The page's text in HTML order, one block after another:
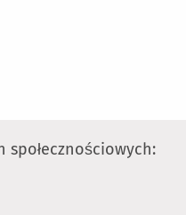
społecznościowych: